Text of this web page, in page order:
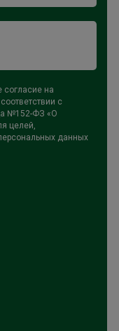
согласие на
с
№152-ФЗ «О
целей,
данных